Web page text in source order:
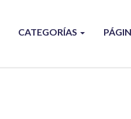
CATEGORÍAS